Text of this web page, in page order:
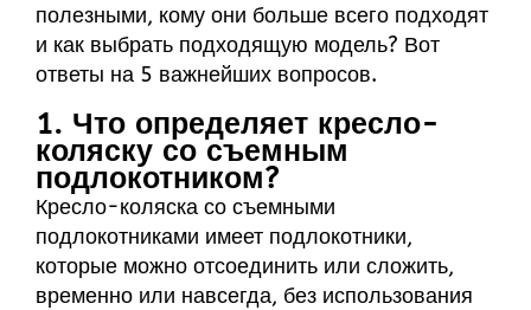
полезными, кому они больше всего подходят
и как выбрать подходящую модель? Вот
ответы на 5 важнейших вопросов.
1. Что определяет кресло-
коляску со съемным
подлокотником?
Кресло-коляска со съемными
подлокотниками имеет подлокотники,
которые можно отсоединить или сложить,
временно или навсегда, без использования